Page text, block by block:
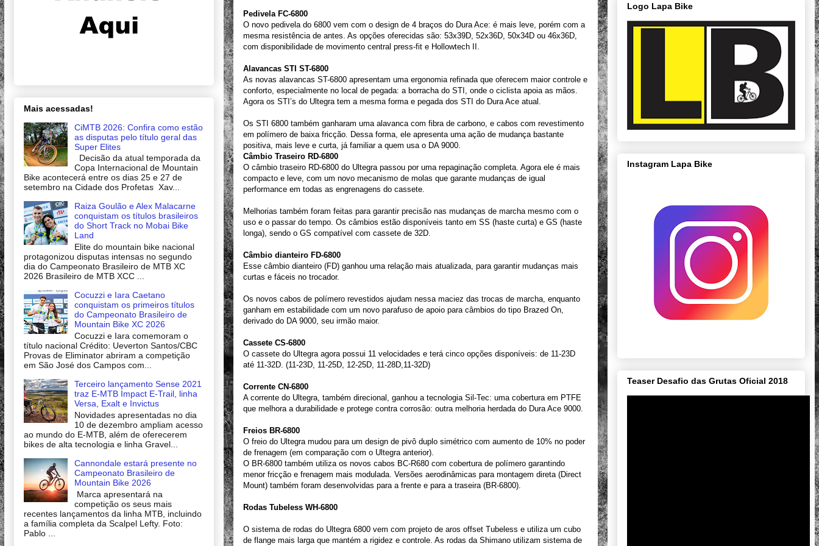
Pedivela FC-6800
O novo pedivela do 6800 vem com o design de 4 braços do Dura Ace: é mais leve, porém com a
mesma resistência de antes. As opções oferecidas são: 53x39D, 52x36D, 50x34D ou 46x36D,
com disponibilidade de movimento central press-fit e Hollowtech II.
Alavancas STI ST-6800
As novas alavancas ST-6800 apresentam uma ergonomia refinada que oferecem maior controle e
conforto, especialmente no local de pegada: a borracha do STI, onde o ciclista apoia as mãos.
Agora os STI’s do Ultegra tem a mesma forma e pegada dos STI do Dura Ace atual.
Os STI 6800 também ganharam uma alavanca com fibra de carbono, e cabos com revestimento
em polímero de baixa fricção. Dessa forma, ele apresenta uma ação de mudança bastante
positiva, mais leve e curta, já familiar a quem usa o DA 9000.
Câmbio Traseiro RD-6800
O câmbio traseiro RD-6800 do Ultegra passou por uma repaginação completa. Agora ele é mais
compacto e leve, com um novo mecanismo de molas que garante mudanças de igual
performance em todas as engrenagens do cassete.
Melhorias também foram feitas para garantir precisão nas mudanças de marcha mesmo com o
uso e o passar do tempo. Os câmbios estão disponíveis tanto em SS (haste curta) e GS (haste
longa), sendo o GS compatível com cassete de 32D.
Câmbio dianteiro FD-6800
Esse câmbio dianteiro (FD) ganhou uma relação mais atualizada, para garantir mudanças mais
curtas e fáceis no trocador.
Os novos cabos de polímero revestidos ajudam nessa maciez das trocas de marcha, enquanto
ganham em estabilidade com um novo parafuso de apoio para câmbios do tipo Brazed On,
derivado do DA 9000, seu irmão maior.
Cassete CS-6800
O cassete do Ultegra agora possui 11 velocidades e terá cinco opções disponíveis: de 11-23D
até 11-32D. (11-23D, 11-25D, 12-25D, 11-28D,11-32D)
Corrente CN-6800
A corrente do Ultegra, também direcional, ganhou a tecnologia Sil-Tec: uma cobertura em PTFE
que melhora a durabilidade e protege contra corrosão: outra melhoria herdada do Dura Ace 9000.
Freios BR-6800
O freio do Ultegra mudou para um design de pivô duplo simétrico com aumento de 10% no poder
de frenagem (em comparação com o Ultegra anterior).
O BR-6800 também utiliza os novos cabos BC-R680 com cobertura de polímero garantindo
menor fricção e frenagem mais modulada. Versões aerodinâmicas para montagem direta (Direct
Mount) também foram desenvolvidas para a frente e para a traseira (BR-6800).
Rodas Tubeless WH-6800
O sistema de rodas do Ultegra 6800 vem com projeto de aros offset Tubeless e utiliza um cubo
de flange mais larga que mantém a rigidez e controle. As rodas da Shimano utilizam sistema de
Mais acessadas!
CiMTB 2026: Confira como estão
as disputas pelo título geral das
Super Elites
Decisão da atual temporada da
Copa Internacional de Mountain
Bike acontecerá entre os dias 25 e 27 de
setembro na Cidade dos Profetas Xav...
Raiza Goulão e Alex Malacarne
conquistam os títulos brasileiros
do Short Track no Mobai Bike
Land
Elite do mountain bike nacional
protagonizou disputas intensas no segundo
dia do Campeonato Brasileiro de MTB XC
2026 Brasileiro de MTB XCC ...
Cocuzzi e Iara Caetano
conquistam os primeiros títulos
do Campeonato Brasileiro de
Mountain Bike XC 2026
Cocuzzi e Iara comemoram o
título nacional Crédito: Ueverton Santos/CBC
Provas de Eliminator abriram a competição
em São José dos Campos com...
Terceiro lançamento Sense 2021
traz E-MTB Impact E-Trail, linha
Versa, Exalt e Invictus
Novidades apresentadas no dia
10 de dezembro ampliam acesso
ao mundo do E-MTB, além de oferecerem
bikes de alta tecnologia e linha Gravel...
Cannondale estará presente no
Campeonato Brasileiro de
Mountain Bike 2026
Marca apresentará na
competição os seus mais
recentes lançamentos da linha MTB, incluindo
a família completa da Scalpel Lefty. Foto:
Pablo ...
Logo Lapa Bike
Instagram Lapa Bike
Teaser Desafio das Grutas Oficial 2018